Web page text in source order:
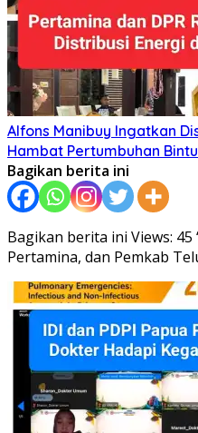
Alfons Manibuy Ingatkan
Hambat Pertumbuhan
Bagikan berita ini
Bagikan berita ini Views: 45
Pertamina, dan Pemkab